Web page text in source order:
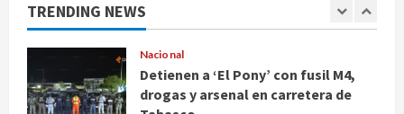
TRENDING NEWS
1
Nacional
Detienen a ‘El Pony’ con fusil M4,
drogas y arsenal en carretera de